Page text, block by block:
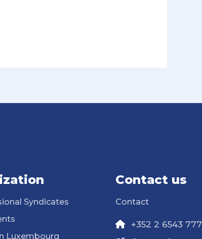
Syndicates
Luxembourg
Contact us
Contact
+352 2 6543 777